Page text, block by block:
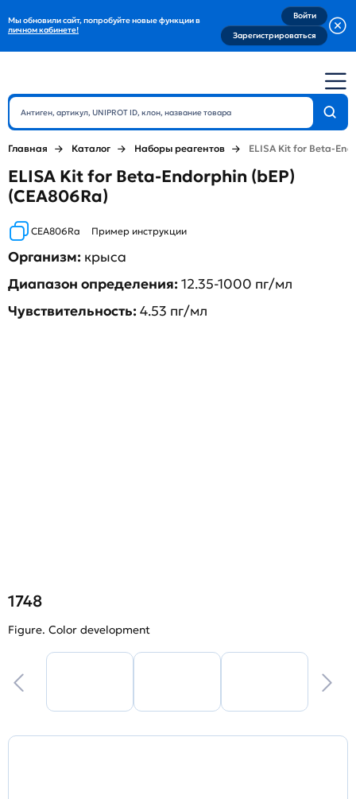
Мы обновили сайт, попробуйте новые функции в
личном кабинете!
Войти
Зарегистрироваться
Главная Каталог Наборы реагентов ELISA Kit for Beta-
ELISA Kit for Beta-Endorphin (bEP)
(CEA806Ra)
CEA806Ra Пример инструкции
Организм: крыса
Диапазон определения:12.35-1000 пг/мл
Чувствительность:4.53 пг/мл
1748
Figure. Color development